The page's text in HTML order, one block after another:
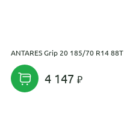
ANTARES Grip 20 185/70 R14 88T
4 147